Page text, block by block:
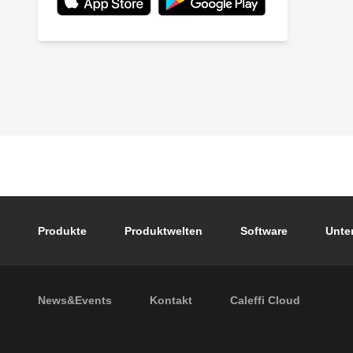
Footer main navigation
Produkte Produktwelten Software
Footer secondary navigation
News&Events Kontakt Caleffi Cloud